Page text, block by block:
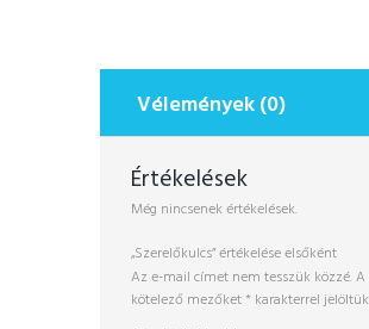
Vélemények (0)
Értékelések
Még nincsenek értékelések.
„Szerelőkulcs” értékelése elsőként
Az e-mail címet nem tesszük közzé.A
kötelező mezőket* karakterrel jelöltük